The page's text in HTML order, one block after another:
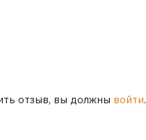
отзыв, вы должны войти.